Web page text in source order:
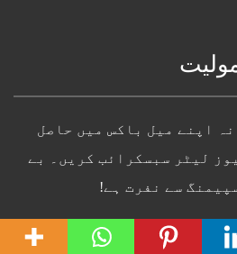
اپنے میل باکس میں حاصل
لیٹر سبسکرائب کریں۔ بے
سے نفرت ہے!